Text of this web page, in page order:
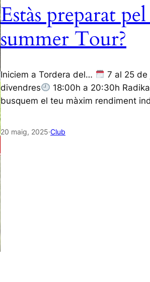
Estàs preparat
summer Tour?
Iniciem a Tordera del… 7 al 25 de
divendres
18:00h a 20:30h
busquem el teu màxim rendiment
20 maig, 2025·Club